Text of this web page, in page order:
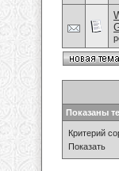
Показаны
Критерий
Показать